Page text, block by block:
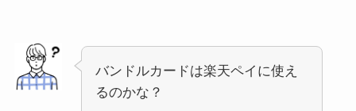
バンドルカードは楽天ペイに使え
るのかな？